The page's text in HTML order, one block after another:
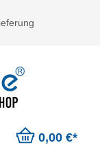
0,00 €*